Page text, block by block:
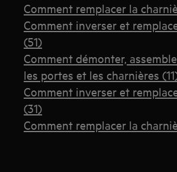
Comment remplacer la
Comment inverser et
(51)
Comment démonter,
les portes et les charnières
Comment inverser et
(31)
Comment remplacer la